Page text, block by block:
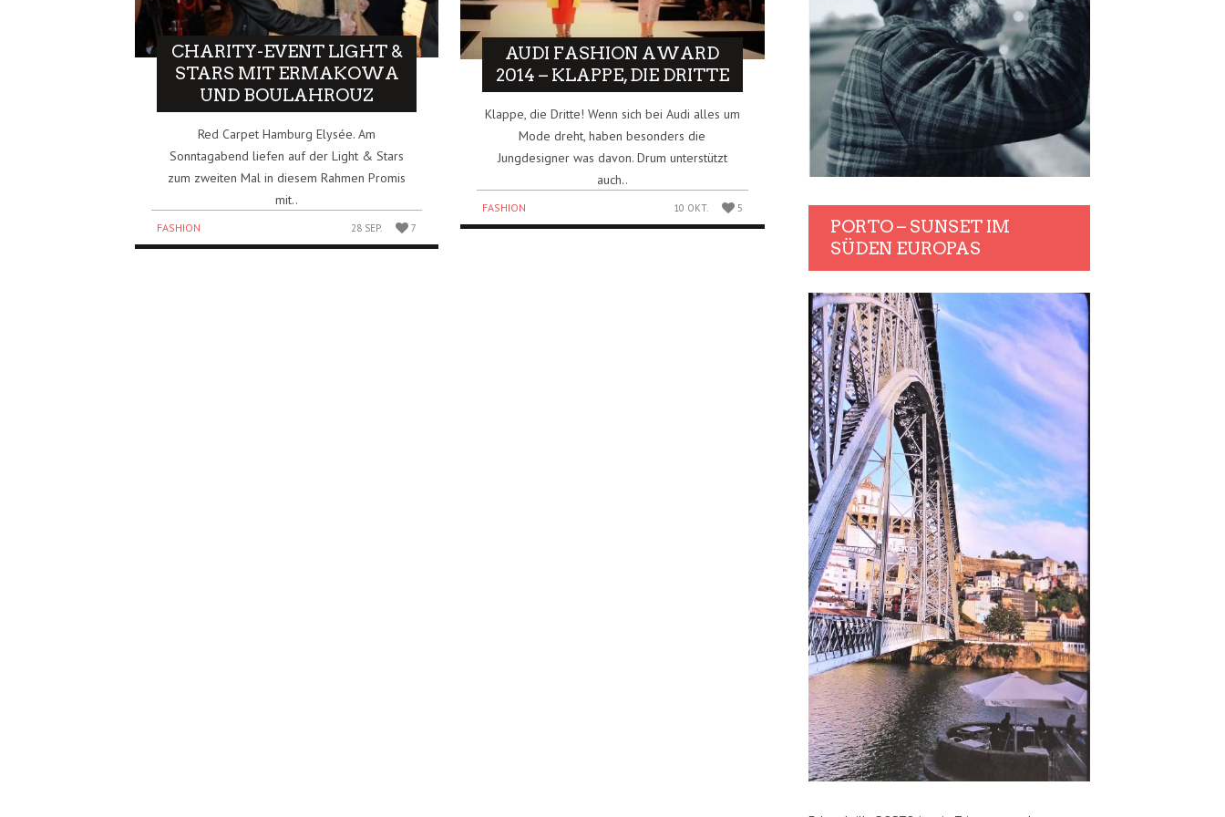
CHARITY-EVENT LIGHT &
STARS MIT ERMAKOWA
UND BOULAHROUZ
Red Carpet Hamburg Elysée. Am
Sonntagabend liefen auf der Light & Stars
zum zweiten Mal in diesem Rahmen Promis
mit..
FASHION 28 SEP. 7
AUDI FASHION AWARD
2014 – KLAPPE, DIE DRITTE
Klappe, die Dritte! Wenn sich bei Audi alles um
Mode dreht, haben besonders die
Jungdesigner was davon. Drum unterstützt
auch..
FASHION 10 OKT. 5
PORTO – SUNSET IM
SÜDEN EUROPAS